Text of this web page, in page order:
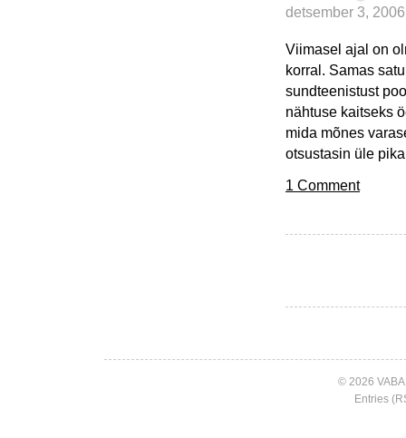
detsember 3, 2006
Viimasel ajal on
korral. Samas
sundteenistust
nähtuse kaitseks
mida mõnes
otsustasin üle
1 Comment
© 2026
Entries